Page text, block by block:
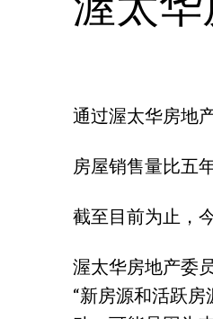
通过渥太华房地
房屋销售量比五
截至目前为止，
渥太华房地产委
“新房源和活跃